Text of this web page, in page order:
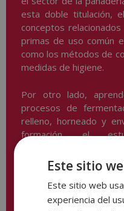
esta doble titulación,
conceptos
primas de uso común
como los métodos de
medidas de higiene.
Por otro lado,
procesos de
relleno, horneado y
formación, el
conocimientos sobre
riesgos laborales y
convertirán en un
capaz de rentabilizar el
Este sitio
Este sitio web
experiencia del